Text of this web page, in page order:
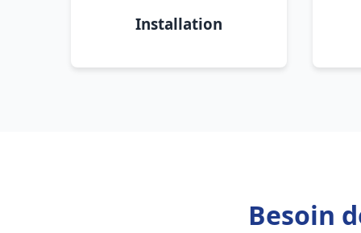
Installation
Besoin